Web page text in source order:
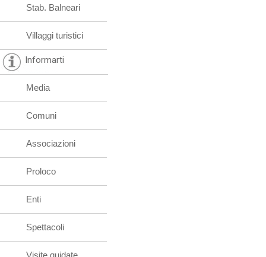
Stab. Balneari
Villaggi turistici
Informarti
Media
Comuni
Associazioni
Proloco
Enti
Spettacoli
Visite guidate